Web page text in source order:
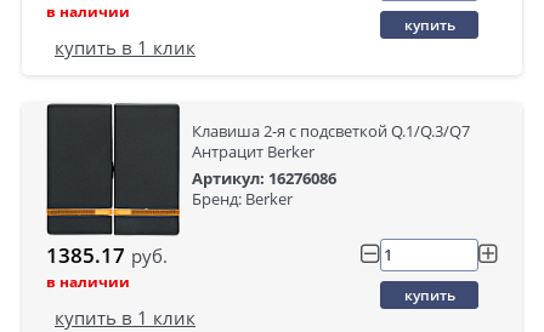
в наличии
купить
купить в 1 клик
Клавиша 2-я с подсветкой Q.1/Q.3/Q7
Антрацит Berker
Артикул: 16276086
Бренд: Berker
1385.17 руб.
в наличии
купить
купить в 1 клик